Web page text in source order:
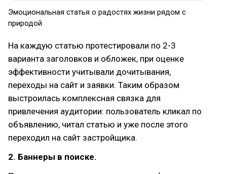
Эмоциональная статья о радостях жизни рядом с
природой
На каждую статью протестировали по 2-3
варианта заголовков и обложек, при оценке
эффективности учитывали дочитывания,
переходы на сайт и заявки. Таким образом
выстроилась комплексная связка для
привлечения аудитории: пользователь кликал по
объявлению, читал статью и уже после этого
переходил на сайт застройщика.
2. Баннеры в поиске.